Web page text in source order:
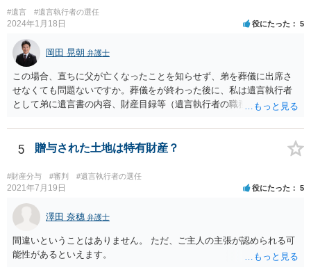
#遺言 #遺言執行者の選任
2024年1月18日 役にたった 5
岡田 晃朝 弁護士
この場合、直ちに父が亡くなったことを知らせず、弟を葬儀に出席さ
せなくても問題ないですか。葬儀をが終わった後に、私は遺言執行者
として弟に遺言書の内容、財産目録等（遺言執行者の職務）を知らせ
るかは喪主の自由です。 呼ばなくてもかまいません。 そもそも、そう
いう法律関係にありません。 遺言の内容と遺産の総額の通知、公正証
で、対応しましょう。 そのあとは遺留分の請求などがあればそれへの
対応となるでしょう。
5 贈与された土地は特有財産？
#財産分与 #審判 #遺言執行者の選任
2021年7月19日 役にたった 5
澤田 奈穗 弁護士
間違いということはありません。 ただ、ご主人の主張が認められる可
能性があるといえます。